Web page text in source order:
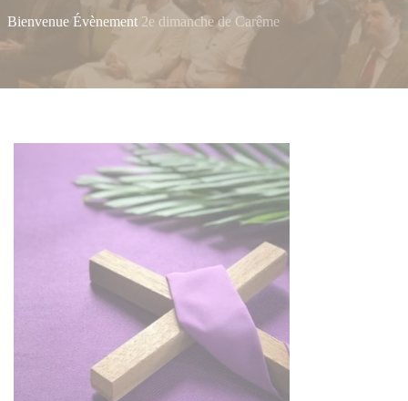
Bienvenue Évènement 2e dimanche de Carême